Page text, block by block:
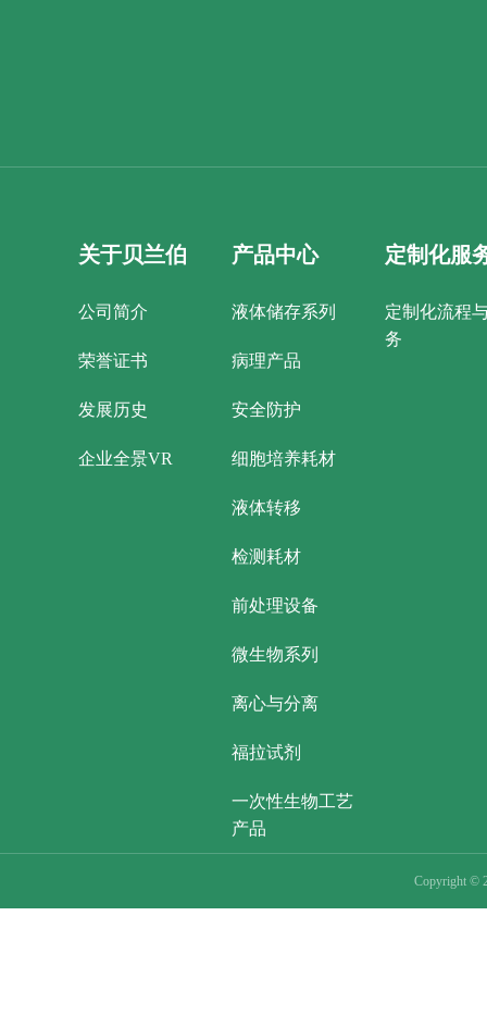
关于贝兰伯
公司简介
荣誉证书
发展历史
企业全景VR
产品中心
液体储存系列
病理产品
安全防护
细胞培养耗材
液体转移
检测耗材
前处理设备
微生物系列
离心与分离
福拉试剂
一次性生物工艺
产品
定制化服
定制化流程
务
Copyright ©